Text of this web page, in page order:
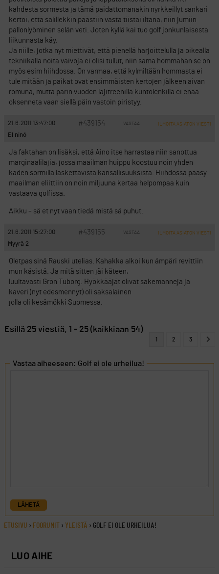
kahdesta sormesta ja tämä paidattomanakin nyrkkeillyt sankari
kertoi, että salillekkin päästiin vasta tiistai iltana, niin jumiin
pallonlyöminen selän veti. Joten kyllä kai tuo golf jonkunlaisesta
liikunnasta käy.
Ja niille, jotka nyt miettivät, että pienellä harjoittelulla ja oikealla
tekniikalla noita vaivoja ei olisi tullut, niin sama hommahan se on
myös esim hiihdossa. On varmaa, että kylmiltään hommasta ei
tule mitään ja paikat ovat ensimmäisten kertojen jälkeen aivan
romuna, mutta parin vuoden lajitreenillä kuntolenkillä ei enää
oksenneta vaan siellä päin vastoin piristyy.
21.6.2011 13:47:00 #439154 VASTAA ILMOITA ASIATON VIESTI
El ninó
Ja faktahan on lisäksi, että Aino itse harrastaa niin sanottua
marginaalilajia, jossa maailman huippu koostuu noin yhden
käden sormilla laskettavista kansallisuuksista. Hiihdossa pääsy
maailman eliittiin on noin miljuuna kertaa helpompaa kuin
vastaava golfissa.
Aikku – sä et nyt vaan tiedä mistä sä puhut.
21.6.2011 15:27:00 #439155 VASTAA ILMOITA ASIATON VIESTI
Myyrä 2
Oletpas sinä Rauski utelias. Kahakka alkoi kun ämpäri revittiin
mun käsistä. Ja mitä sitten jäi käteen,
luultavasti Grön Tuborg. Hyökkääjät olivat sakemanneja ja
kaveri (nyt edesmennyt) oli saksalainen
jolla oli kesämökki Suomessa.
Esillä 25 viestiä, 1 - 25 (kaikkiaan 54)
1 2 3
Vastaa aiheeseen: Golf ei ole urheilua!
LÄHETÄ
ETUSIVU › FOORUMIT › YLEISTÄ › GOLF EI OLE URHEILUA!
LUO AIHE